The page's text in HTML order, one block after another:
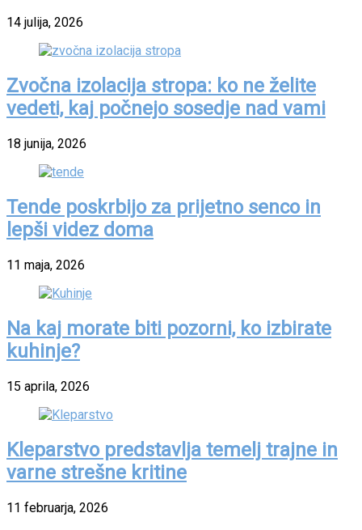
14 julija, 2026
Zvočna izolacija stropa: ko ne želite
vedeti, kaj počnejo sosedje nad vami
18 junija, 2026
Tende poskrbijo za prijetno senco in
lepši videz doma
11 maja, 2026
Na kaj morate biti pozorni, ko izbirate
kuhinje?
15 aprila, 2026
Kleparstvo predstavlja temelj trajne in
varne strešne kritine
11 februarja, 2026